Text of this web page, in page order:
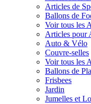
Articles de
Ballons de
Voir tous les
Articles pour
Auto & Vélo
Couvre-selles
Voir tous les
Ballons de
Frisbees
Jardin
Jumelles et